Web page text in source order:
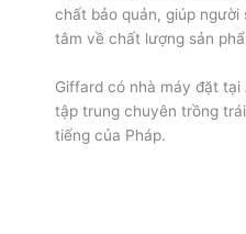
chất bảo quản, giúp người
tâm về chất lượng sản
Giffard có nhà máy đặt
tập trung chuyên trồng
tiếng của Pháp.